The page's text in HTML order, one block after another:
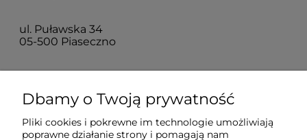
ul. Puławska 34
05-500 Piaseczno
Dla klientów
Informacje
Dbamy o Twoją prywatność
Pliki cookies i pokrewne im technologie umożliwiają
poprawne działanie strony i pomagają nam